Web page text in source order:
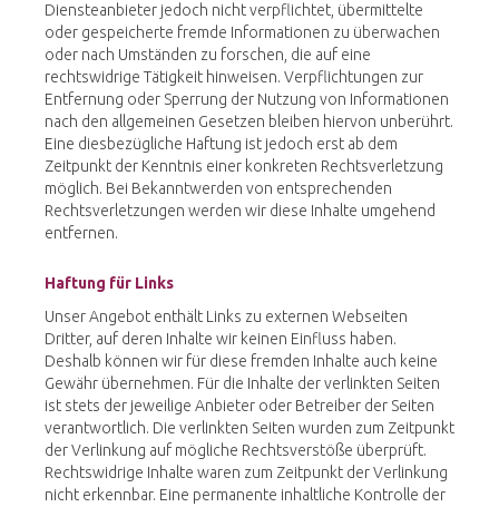
Diensteanbieter jedoch nicht verpflichtet, übermittelte
oder gespeicherte fremde Informationen zu überwachen
oder nach Umständen zu forschen, die auf eine
rechtswidrige Tätigkeit hinweisen. Verpflichtungen zur
Entfernung oder Sperrung der Nutzung von Informationen
nach den allgemeinen Gesetzen bleiben hiervon unberührt.
Eine diesbezügliche Haftung ist jedoch erst ab dem
Zeitpunkt der Kenntnis einer konkreten Rechtsverletzung
möglich. Bei Bekanntwerden von entsprechenden
Rechtsverletzungen werden wir diese Inhalte umgehend
entfernen.
Haftung für Links
Unser Angebot enthält Links zu externen Webseiten
Dritter, auf deren Inhalte wir keinen Einfluss haben.
Deshalb können wir für diese fremden Inhalte auch keine
Gewähr übernehmen. Für die Inhalte der verlinkten Seiten
ist stets der jeweilige Anbieter oder Betreiber der Seiten
verantwortlich. Die verlinkten Seiten wurden zum Zeitpunkt
der Verlinkung auf mögliche Rechtsverstöße überprüft.
Rechtswidrige Inhalte waren zum Zeitpunkt der Verlinkung
nicht erkennbar. Eine permanente inhaltliche Kontrolle der